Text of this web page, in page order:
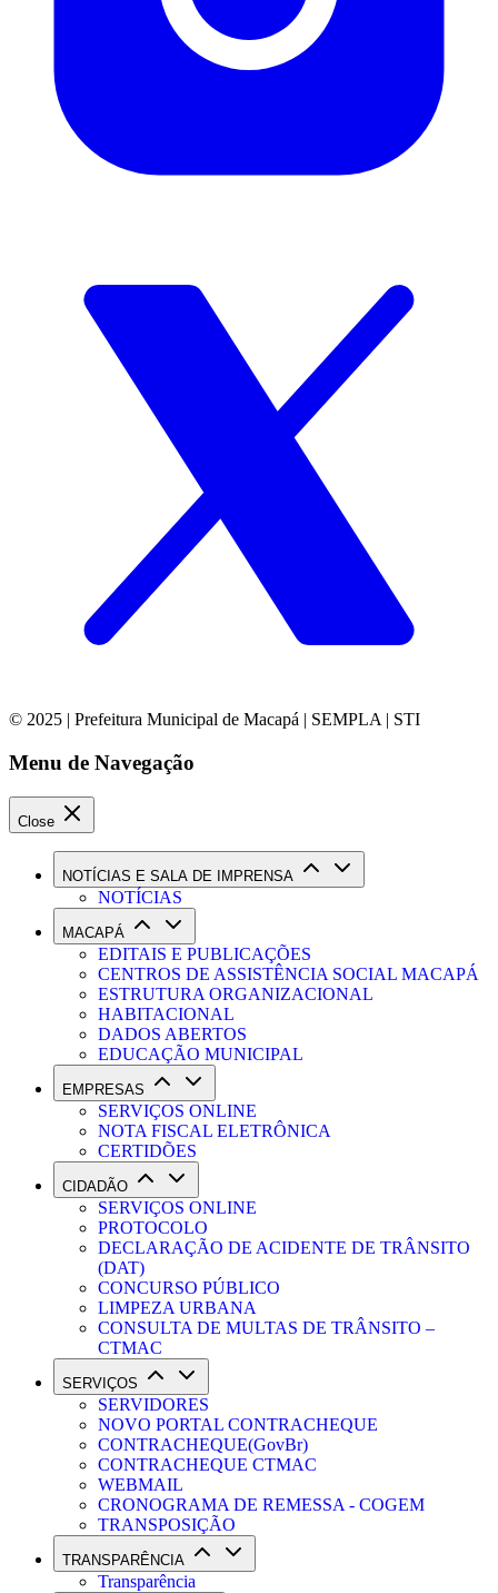
© 2025 | Prefeitura Municipal de Macapá | SEMPLA | STI
Menu de Navegação
Close
NOTÍCIAS E SALA DE IMPRENSA
NOTÍCIAS
MACAPÁ
EDITAIS E PUBLICAÇÕES
CENTROS DE ASSISTÊNCIA SOCIAL MACAPÁ
ESTRUTURA ORGANIZACIONAL
HABITACIONAL
DADOS ABERTOS
EDUCAÇÃO MUNICIPAL
EMPRESAS
SERVIÇOS ONLINE
NOTA FISCAL ELETRÔNICA
CERTIDÕES
CIDADÃO
SERVIÇOS ONLINE
PROTOCOLO
DECLARAÇÃO DE ACIDENTE DE TRÂNSITO
(DAT)
CONCURSO PÚBLICO
LIMPEZA URBANA
CONSULTA DE MULTAS DE TRÂNSITO –
CTMAC
SERVIÇOS
SERVIDORES
NOVO PORTAL CONTRACHEQUE
CONTRACHEQUE(GovBr)
CONTRACHEQUE CTMAC
WEBMAIL
CRONOGRAMA DE REMESSA - COGEM
TRANSPOSIÇÃO
TRANSPARÊNCIA
Transparência